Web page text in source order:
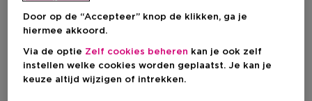
Golden brick-red blush Op voorraad
€ 31,26
Door op de “Accepteer” knop de klikken, ga je
hiermee akkoord.
Via de optie Zelf cookies beheren kan je ook zelf
instellen welke cookies worden geplaatst. Je kan je
keuze altijd wijzigen of intrekken.